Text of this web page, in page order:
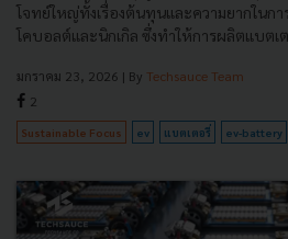
โจทย์ใหญ่ทั้งเรื่องต้นทุนและความยากในกา
โคบอลต์และนิกเกิล ซึ่งทำให้การผลิตแบตเต
มกราคม 23, 2026 | By Techsauce Team
2
Sustainable Focus ev แบตเตอรี่ ev-battery